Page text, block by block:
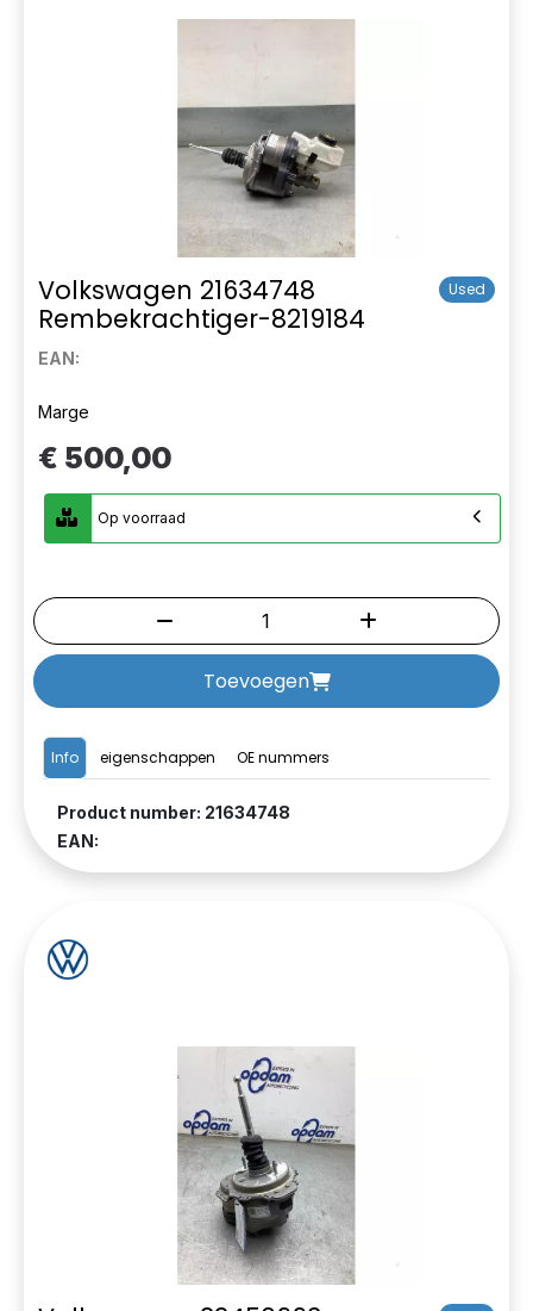
Volkswagen 21634748
Rembekrachtiger-8219184
Used
EAN:
Info eigenschappen OE nummers
Product number: 21634748
EAN:
Marge
€ 500,00
Op voorraad
Toevoegen